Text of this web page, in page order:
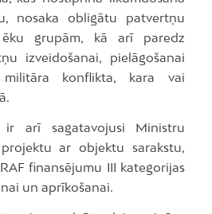
nosaka obligātu patvertņu
ēku grupām, kā arī paredz
izveidošanai, pielāgošanai
konflikta, kara vai
ir arī sagatavojusi Ministru
ar objektu sarakstu,
finansējumu III kategorijas
un aprīkošanai.